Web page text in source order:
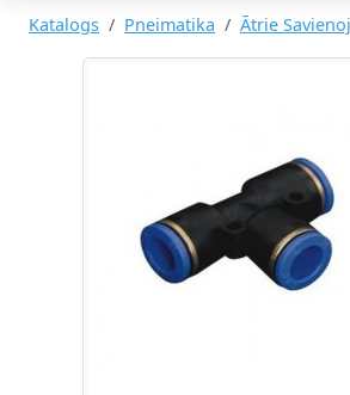
Katalogs Pneimatika Ātrie